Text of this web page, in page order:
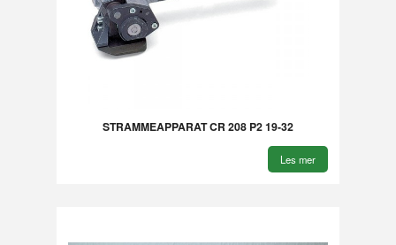
STRAMMEAPPARAT CR 208 P2 19-32
Les mer